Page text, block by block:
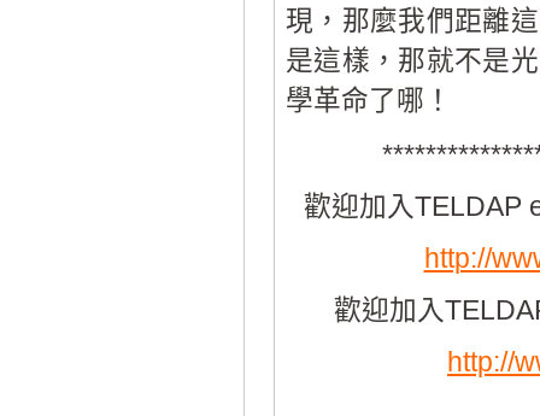
現，那麼我們距離
是這樣，那就不是
學革命了哪！
歡迎加入TELDAP
http://
歡迎加入
http://